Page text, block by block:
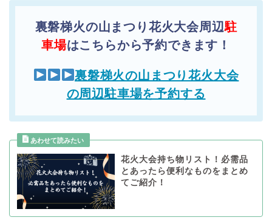
裏磐梯火の山まつり花火大会周辺駐
車場はこちらから予約できます！
裏磐梯火の山まつり花火大会
の周辺駐車場を予約する
花火大会持ち物リスト！必需品
とあったら便利なものをまとめ
てご紹介！